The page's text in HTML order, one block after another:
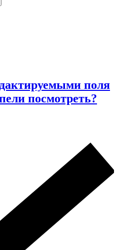
поля
посмотреть?